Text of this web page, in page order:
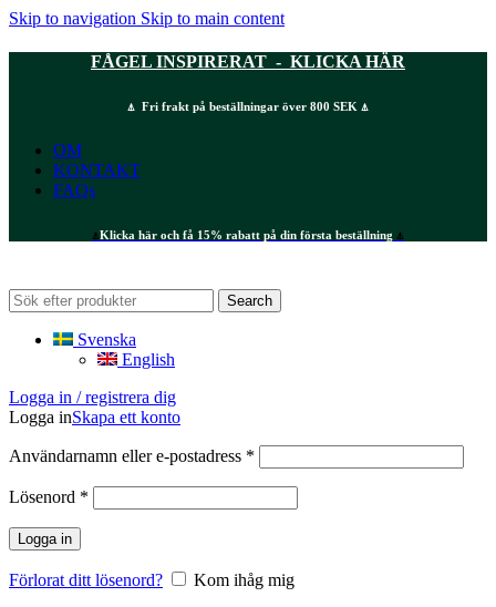
Skip to navigation Skip to main content
FÅGEL INSPIRERAT - KLICKA HÄR
⍋ Fri frakt på beställningar över 800 SEK ⍋
OM
KONTAKT
FAQs
⍋Klicka här och få 15% rabatt på din första beställning ⍋
Search
Svenska
English
Logga in / registrera dig
Logga inSkapa ett konto
Användarnamn eller e-postadress *
Lösenord *
Logga in
Förlorat ditt lösenord?
Kom ihåg mig